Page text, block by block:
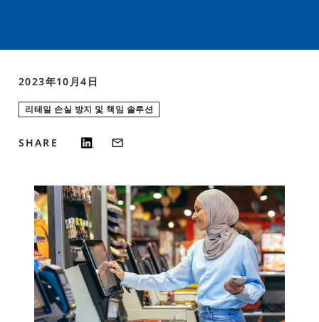
2023年10月4日
리테일 손실 방지 및 책임 솔루션
SHARE